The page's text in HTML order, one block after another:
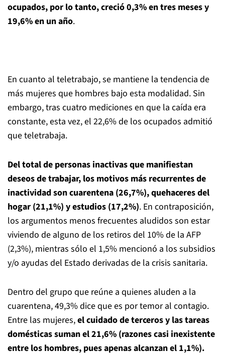
ocupados, por lo tanto, creció 0,3% en tres meses y
19,6% en un año.
En cuanto al teletrabajo, se mantiene la tendencia de
más mujeres que hombres bajo esta modalidad. Sin
embargo, tras cuatro mediciones en que la caída era
constante, esta vez, el 22,6% de los ocupados admitió
que teletrabaja.
Del total de personas inactivas que manifiestan
deseos de trabajar, los motivos más recurrentes de
inactividad son cuarentena (26,7%), quehaceres del
hogar (21,1%) y estudios (17,2%). En contraposición,
los argumentos menos frecuentes aludidos son estar
viviendo de alguno de los retiros del 10% de la AFP
(2,3%), mientras sólo el 1,5% mencionó a los subsidios
y/o ayudas del Estado derivadas de la crisis sanitaria.
Dentro del grupo que reúne a quienes aluden a la
cuarentena, 49,3% dice que es por temor al contagio.
Entre las mujeres,el cuidado de terceros y las tareas
domésticas suman el 21,6% (razones casi inexistente
entre los hombres, pues apenas alcanzan el 1,1%).